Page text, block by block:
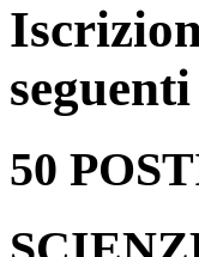
50